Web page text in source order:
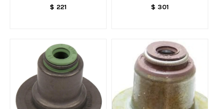
$ 221 $ 301